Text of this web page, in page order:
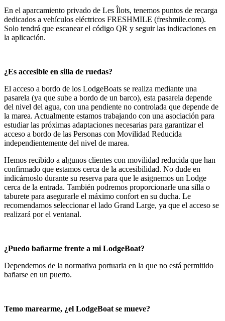
En el aparcamiento privado de Les Îlots, tenemos puntos de recarga
dedicados a vehículos eléctricos FRESHMILE (freshmile.com).
Solo tendrá que escanear el código QR y seguir las indicaciones en
la aplicación.
¿Es accesible en silla de ruedas?
El acceso a bordo de los LodgeBoats se realiza mediante una
pasarela (ya que sube a bordo de un barco), esta pasarela depende
del nivel del agua, con una pendiente no controlada que depende de
la marea. Actualmente estamos trabajando con una asociación para
estudiar las próximas adaptaciones necesarias para garantizar el
acceso a bordo de las Personas con Movilidad Reducida
independientemente del nivel de marea.
Hemos recibido a algunos clientes con movilidad reducida que han
confirmado que estamos cerca de la accesibilidad. No dude en
indicárnoslo durante su reserva para que le asignemos un Lodge
cerca de la entrada. También podremos proporcionarle una silla o
taburete para asegurarle el máximo confort en su ducha. Le
recomendamos seleccionar el lado Grand Large, ya que el acceso se
realizará por el ventanal.
¿Puedo bañarme frente a mi LodgeBoat?
Dependemos de la normativa portuaria en la que no está permitido
bañarse en un puerto.
Temo marearme, ¿el LodgeBoat se mueve?